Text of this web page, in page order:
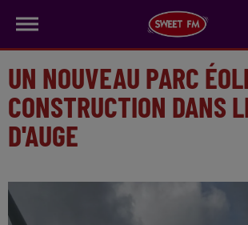
UN NOUVEAU PARC
CONSTRUCTION DANS
D'AUGE